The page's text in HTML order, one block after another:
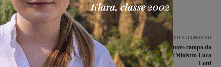
Articolo precedente
Varato il bilancio di previsione:
invariate le risorse per sociale, cultura
e scuola. Presto attiva la linea circolare
Articolo successivo
Taglio del nastro del nuovo campo da
golf, presente anche il Ministro Luca
Lotti